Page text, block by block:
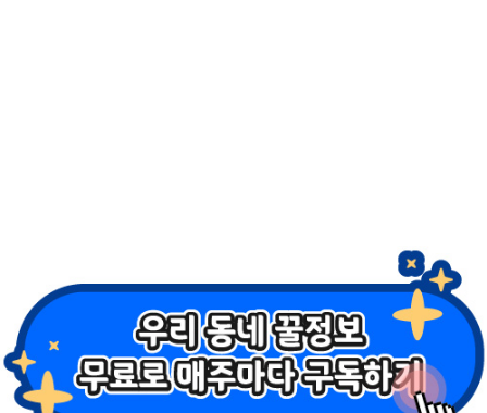
https://www.hometip.so/bridge/2023년 장
애인기회소득 참여자 모집/?
url=https://www.pyeongtaek.go.kr/pyeongt
aek/bbs/list.do?